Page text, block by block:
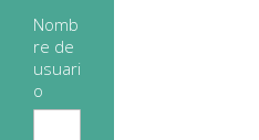
Nomb
re de
usuari
o